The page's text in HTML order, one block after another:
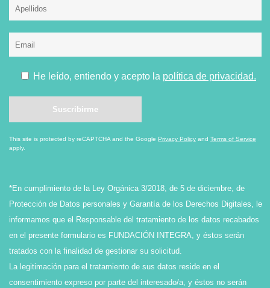
He leído, entiendo y acepto la política de privacidad.
This site is protected by reCAPTCHA and the Google Privacy Policy and Terms of Service
apply.
*En cumplimiento de la Ley Orgánica 3/2018, de 5 de diciembre, de
Protección de Datos personales y Garantía de los Derechos Digitales, le
informamos que el Responsable del tratamiento de los datos recabados
en el presente formulario es FUNDACIÓN INTEGRA, y éstos serán
tratados con la finalidad de gestionar su solicitud.
La legitimación para el tratamiento de sus datos reside en el
consentimiento expreso por parte del interesado/a, y éstos no serán